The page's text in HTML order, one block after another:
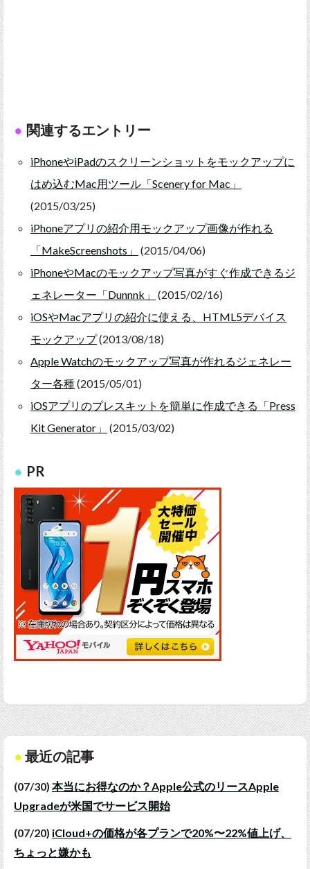
関連するエントリー
iPhoneやiPadのスクリーンショットをモックアップに
はめ込むMac用ツール「Scenery for Mac」
(2015/03/25)
iPhoneアプリの紹介用モックアップ画像が作れる
「MakeScreenshots」
(2015/04/06)
iPhoneやMacのモックアップ写真がすぐ作成できるジ
ェネレーター「Dunnnk」
(2015/02/16)
iOSやMacアプリの紹介に使える、HTML5デバイス
モックアップ(2013/08/18)
Apple Watchのモックアップ写真が作れるジェネレー
ター各種(2015/05/01)
iOSアプリのプレスキットを簡単に作成できる「Press
Kit Generator」
(2015/03/02)
PR
最近の記事
(07/30) 本当にお得なのか？Apple公式のリースApple
Upgradeが米国でサービス開始
(07/20) iCloud+の価格が各プランで20%〜22%値上げ、
ちょっと嫌かも